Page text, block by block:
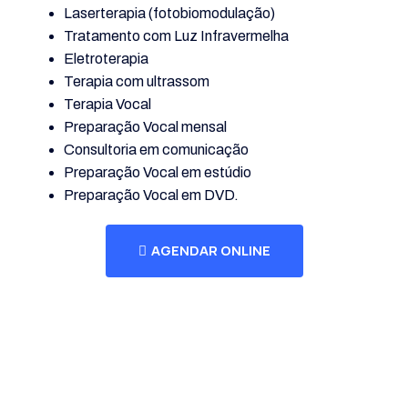
Laserterapia (fotobiomodulação)
Tratamento com Luz Infravermelha
Eletroterapia
Terapia com ultrassom
Terapia Vocal
Preparação Vocal mensal
Consultoria em comunicação
Preparação Vocal em estúdio
Preparação Vocal em DVD.
AGENDAR ONLINE